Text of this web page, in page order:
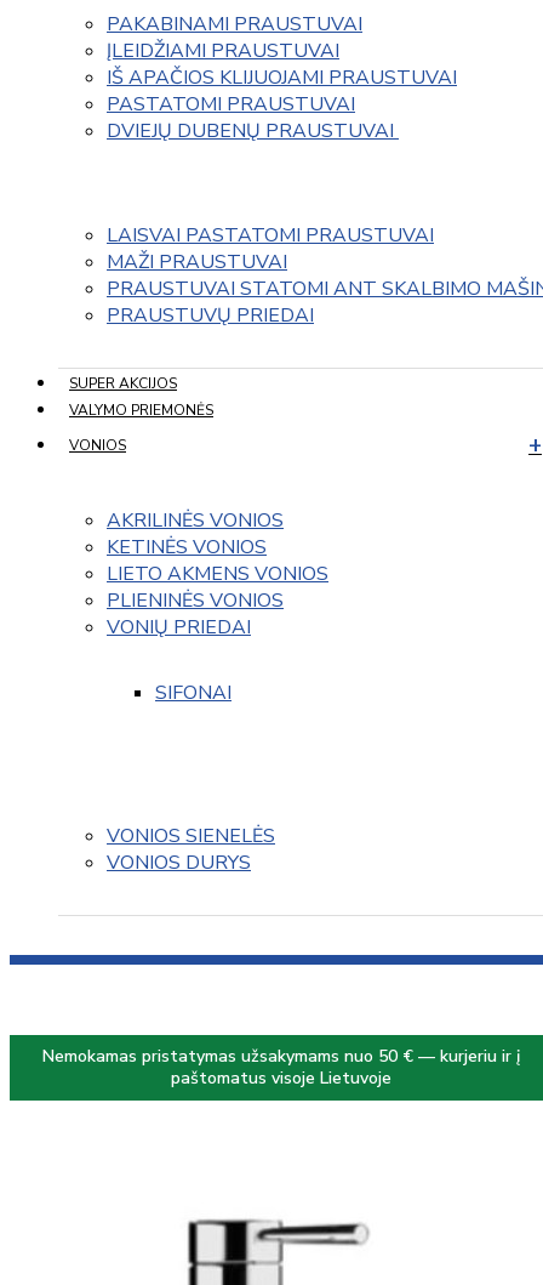
PAKABINAMI PRAUSTUVAI
ĮLEIDŽIAMI PRAUSTUVAI
IŠ APAČIOS KLIJUOJAMI PRAUSTUVAI
PASTATOMI PRAUSTUVAI
DVIEJŲ DUBENŲ PRAUSTUVAI
LAISVAI PASTATOMI PRAUSTUVAI
MAŽI PRAUSTUVAI
PRAUSTUVAI STATOMI ANT SKALBIMO
PRAUSTUVŲ PRIEDAI
SUPER AKCIJOS
VALYMO PRIEMONĖS
VONIOS
AKRILINĖS VONIOS
KETINĖS VONIOS
LIETO AKMENS VONIOS
PLIENINĖS VONIOS
VONIŲ PRIEDAI
SIFONAI
VONIOS SIENELĖS
VONIOS DURYS
Nemokamas pristatymas užsakymams nuo 50 € — kurjeriu ir į
paštomatus visoje Lietuvoje